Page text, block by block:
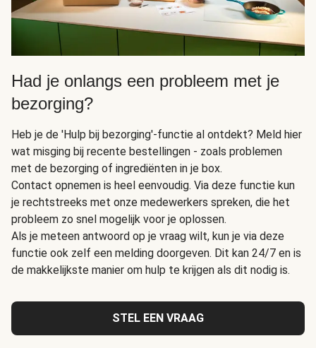
Had je onlangs een probleem met je
bezorging?
Heb je de 'Hulp bij bezorging'-functie al ontdekt? Meld hier
wat misging bij recente bestellingen - zoals problemen
met de bezorging of ingrediënten in je box.
Contact opnemen is heel eenvoudig. Via deze functie kun
je rechtstreeks met onze medewerkers spreken, die het
probleem zo snel mogelijk voor je oplossen.
Als je meteen antwoord op je vraag wilt, kun je via deze
functie ook zelf een melding doorgeven. Dit kan 24/7 en is
de makkelijkste manier om hulp te krijgen als dit nodig is.
STEL EEN VRAAG